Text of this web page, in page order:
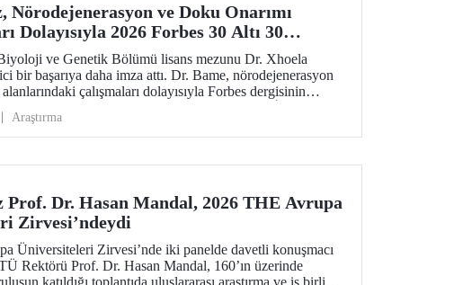
Nörodejenerasyon ve Doku Onarımı
Dolayısıyla 2026 Forbes 30 Altı 30
ve Genetik Bölümü lisans mezunu Dr. Xhoela
bir başarıya daha imza attı. Dr. Bame, nörodejenerasyon
çalışmaları dolayısıyla Forbes dergisinin
Araştırma
Prof. Dr. Hasan Mandal, 2026 THE Avrupa
Zirvesi’ndeydi
Üniversiteleri Zirvesi’nde iki panelde davetli konuşmacı
Rektörü Prof. Dr. Hasan Mandal, 160’ın üzerinde
katıldığı toplantıda uluslararası araştırma ve iş birliği